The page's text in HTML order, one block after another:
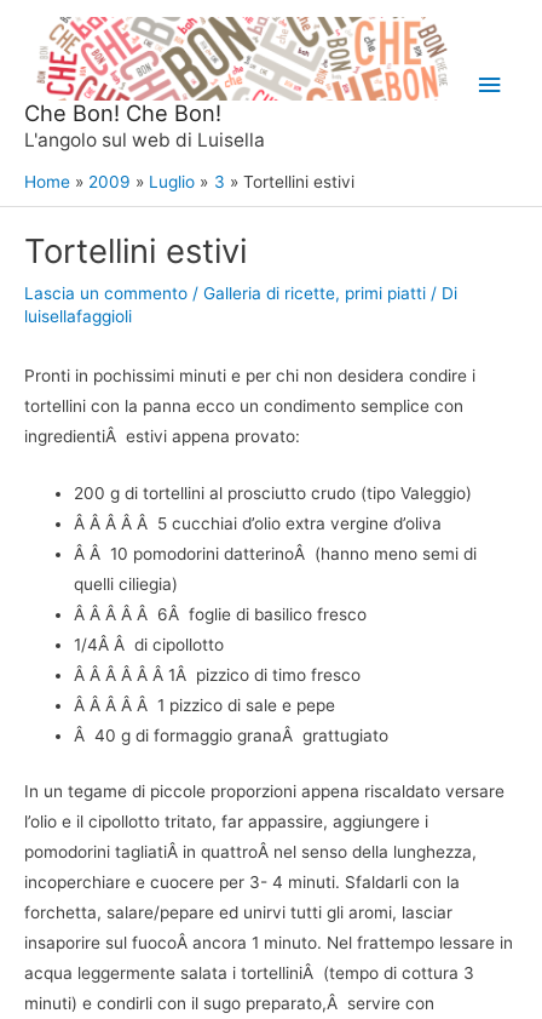
contenuto
Che Bon! Che Bon!
L'angolo sul web di Luisella
Home 2009 Luglio 3 Tortellini estivi
Tortellini estivi
Lascia un commento / Galleria di ricette, primi piatti / Di
luisellafaggioli
Pronti in pochissimi minuti e per chi non desidera condire i
tortellini con la panna ecco un condimento semplice con
ingredientiÂ estivi appena provato:
200 g di tortellini al prosciutto crudo (tipo Valeggio)
Â Â Â Â Â 5 cucchiai d’olio extra vergine d’oliva
Â Â 10 pomodorini datterinoÂ (hanno meno semi di
quelli ciliegia)
Â Â Â Â Â 6Â foglie di basilico fresco
1/4Â Â di cipollotto
Â Â Â Â Â Â 1Â pizzico di timo fresco
Â Â Â Â Â 1 pizzico di sale e pepe
Â 40 g di formaggio granaÂ grattugiato
In un tegame di piccole proporzioni appena riscaldato versare
l’olio e il cipollotto tritato, far appassire, aggiungere i
pomodorini tagliatiÂ in quattroÂ nel senso della lunghezza,
incoperchiare e cuocere per 3- 4 minuti. Sfaldarli con la
forchetta, salare/pepare ed unirvi tutti gli aromi, lasciar
insaporire sul fuocoÂ ancora 1 minuto. Nel frattempo lessare in
acqua leggermente salata i tortelliniÂ (tempo di cottura 3
minuti) e condirli con il sugo preparato,Â servire con